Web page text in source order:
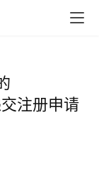
注册申请